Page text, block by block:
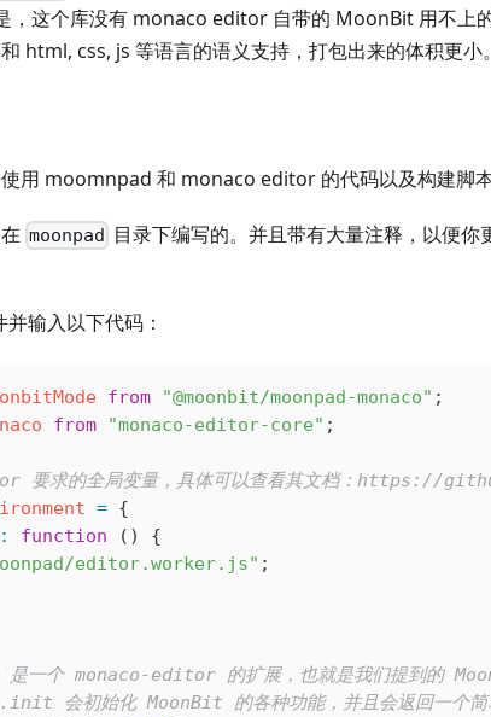
，这个库没有 monaco editor 自带的 MoonBit 用不上
html, css, js 等语言的语义支持，打包出来的体积更小。
用 moomnpad 和 monaco editor 的代码以及构建脚本
moonpad 目录下编写的。并且带有大量注释，以便你
并输入以下代码：
from "@moonbit/moonpad-monaco" ;
from "monaco-editor-core" ;
要求的全局变量，具体可以查看其文档：https://
= {
: function () {
editor.worker.js" ;
一个 monaco-editor 的扩展，也就是我们提到的
会初始化 MoonBit 的各种功能，并且会返回一个